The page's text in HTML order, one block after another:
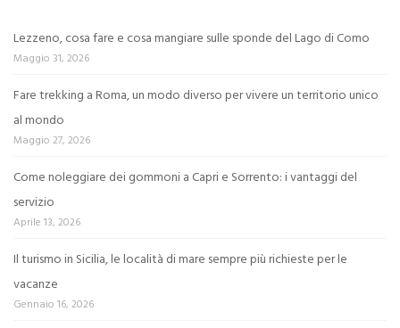
Lezzeno, cosa fare e cosa mangiare sulle sponde del Lago di Como
Maggio 31, 2026
Fare trekking a Roma, un modo diverso per vivere un territorio unico
al mondo
Maggio 27, 2026
Come noleggiare dei gommoni a Capri e Sorrento: i vantaggi del
servizio
Aprile 13, 2026
Il turismo in Sicilia, le località di mare sempre più richieste per le
vacanze
Gennaio 16, 2026